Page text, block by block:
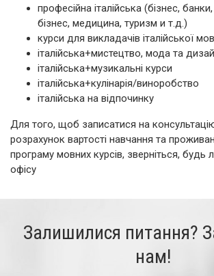
професійна італійська (бізнес,
бізнес, медицина, туризм и т.д.)
курси для викладачів італійської
італійська+мистецтво, мода та
італійська+музикальні курси
італійська+кулінарія/виноробство
італійська на відпочинку
Для того, щоб записатися на
розрахунок вартості навчання та
програму мовних курсів, зверніться, будь
офісу
Залишилися питання?
нам!